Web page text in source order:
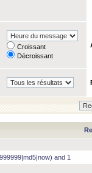
Croissant
Décroissant
and 1